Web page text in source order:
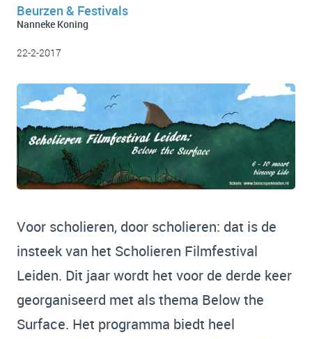
Beurzen & Festivals
Nanneke Koning
22-2-2017
Voor scholieren, door scholieren: dat is de
insteek van het Scholieren Filmfestival
Leiden. Dit jaar wordt het voor de derde keer
georganiseerd met als thema Below the
Surface. Het programma biedt heel